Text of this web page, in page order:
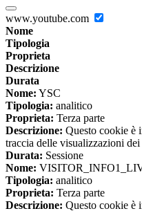
www.youtube.com
Nome
Tipologia
Proprieta
Descrizione
Durata
Nome: YSC
Tipologia: analitico
Proprieta: Terza parte
Descrizione: Questo cookie è
traccia delle visualizzazioni
Durata: Sessione
Nome:
Tipologia: analitico
Proprieta: Terza parte
Descrizione: Questo cookie è